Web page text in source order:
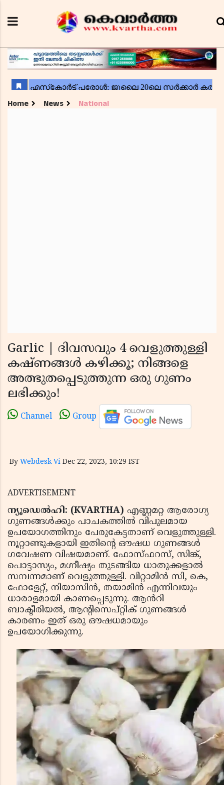
Home News National
Garlic | ദിവസവും 4 വെളുത്തുള്ളി
കഷ്ണങ്ങൾ കഴിക്കൂ; നിങ്ങളെ
അത്ഭുതപ്പെടുത്തുന്ന ഒരു ഗുണം
ലഭിക്കും!
Channel Group
By Webdesk Vi Dec 22, 2023, 10:29 IST
ADVERTISEMENT
ന്യൂഡെൽഹി: (KVARTHA) എണ്ണമറ്റ ആരോഗ്യ
ഗുണങ്ങൾക്കും പാചകത്തിൽ വിപുലമായ
ഉപയോഗത്തിനും പേരുകേട്ടതാണ് വെളുത്തുള്ളി.
നൂറ്റാണ്ടുകളായി ഇതിന്റെ ഔഷധ ഗുണങ്ങൾ
ഗവേഷണ വിഷയമാണ്. ഫോസ്ഫറസ്, സിങ്ക്,
പൊട്ടാസ്യം, മഗ്നീഷ്യം തുടങ്ങിയ ധാതുക്കളാൽ
സമ്പന്നമാണ് വെളുത്തുള്ളി. വിറ്റാമിൻ സി, കെ,
ഫോളേറ്റ്, നിയാസിൻ, തയാമിൻ എന്നിവയും
ധാരാളമായി കാണപ്പെടുന്നു. ആൻറി
ബാക്ടീരിയൽ, ആന്റിസെപ്റ്റിക് ഗുണങ്ങൾ
കാരണം ഇത് ഒരു ഔഷധമായും
ഉപയോഗിക്കുന്നു.